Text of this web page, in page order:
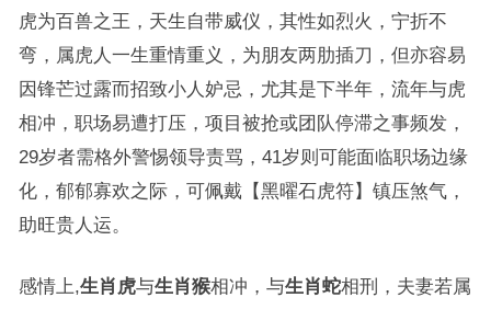
虎为百兽之王，天生自带威仪，其性如烈火，宁折不
弯，属虎人一生重情重义，为朋友两肋插刀，但亦容易
因锋芒过露而招致小人妒忌，尤其是下半年，流年与虎
相冲，职场易遭打压，项目被抢或团队停滞之事频发，
29岁者需格外警惕领导责骂，41岁则可能面临职场边缘
化，郁郁寡欢之际，可佩戴【黑曜石虎符】镇压煞气，
助旺贵人运。
感情上,生肖虎与生肖猴相冲，与生肖蛇相刑，夫妻若属